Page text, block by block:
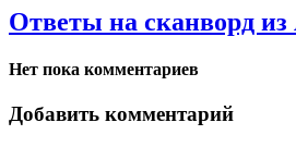
Ответы на сканворд
Нет пока комментариев
Добавить комментарий